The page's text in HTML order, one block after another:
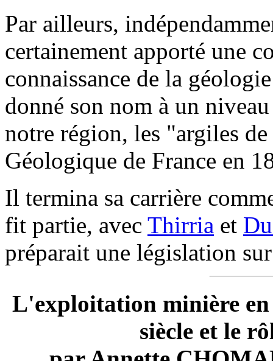
Par ailleurs,
certainement apporté une
connaissance de la
donné son nom à un
notre région, les "argiles
Géologique de France en
Il termina sa carrière
fit partie, avec Thirria et
préparait une législation
L'exploitation minière
siècle et le